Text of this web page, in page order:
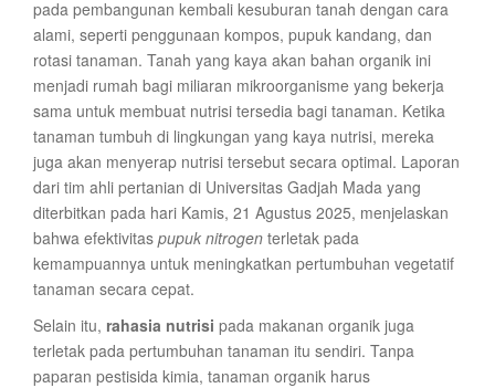
pada pembangunan kembali kesuburan tanah dengan cara
alami, seperti penggunaan kompos, pupuk kandang, dan
rotasi tanaman. Tanah yang kaya akan bahan organik ini
menjadi rumah bagi miliaran mikroorganisme yang bekerja
sama untuk membuat nutrisi tersedia bagi tanaman. Ketika
tanaman tumbuh di lingkungan yang kaya nutrisi, mereka
juga akan menyerap nutrisi tersebut secara optimal. Laporan
dari tim ahli pertanian di Universitas Gadjah Mada yang
diterbitkan pada hari Kamis, 21 Agustus 2025, menjelaskan
bahwa efektivitas pupuk nitrogen terletak pada
kemampuannya untuk meningkatkan pertumbuhan vegetatif
tanaman secara cepat.
Selain itu, rahasia nutrisi pada makanan organik juga
terletak pada pertumbuhan tanaman itu sendiri. Tanpa
paparan pestisida kimia, tanaman organik harus